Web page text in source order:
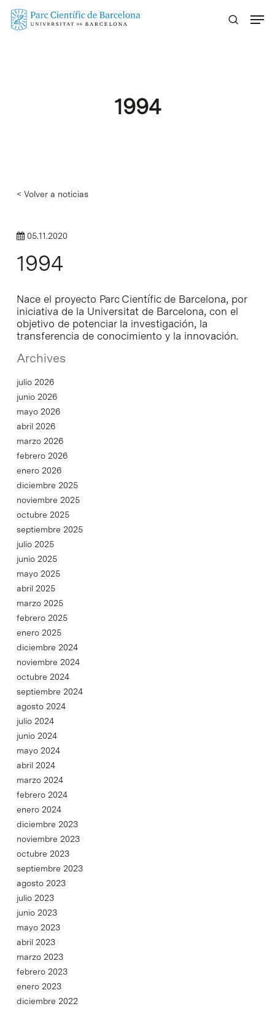
Skip
1994
< Volver a noticias
05.11.2020
1994
Nace el proyecto Parc Científic de Barcelona, por
iniciativa de la Universitat de Barcelona, con el
objetivo de potenciar la investigación, la
transferencia de conocimiento y la innovación.
Archives
julio 2026
junio 2026
mayo 2026
abril 2026
marzo 2026
febrero 2026
enero 2026
diciembre 2025
noviembre 2025
octubre 2025
septiembre 2025
julio 2025
junio 2025
mayo 2025
abril 2025
marzo 2025
febrero 2025
enero 2025
diciembre 2024
noviembre 2024
octubre 2024
septiembre 2024
agosto 2024
julio 2024
junio 2024
mayo 2024
abril 2024
marzo 2024
febrero 2024
enero 2024
diciembre 2023
noviembre 2023
octubre 2023
septiembre 2023
agosto 2023
julio 2023
junio 2023
mayo 2023
abril 2023
marzo 2023
febrero 2023
enero 2023
diciembre 2022